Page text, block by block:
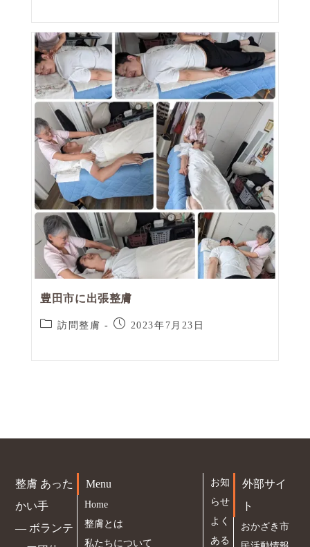
豊田市に出張整膚
訪問整膚 2023年7月23日
整膚 あった
かい手
― ボランテ
Menu
Home
整膚とは
私たちについて
お知
らせ
よく
ある
外部サイ
ト
おかざき市